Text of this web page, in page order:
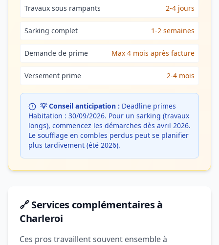
Travaux sous rampants 2-4 jours
Sarking complet 1-2 semaines
Demande de prime Max 4 mois après facture
Versement prime 2-4 mois
💡 Conseil anticipation : Deadline primes
Habitation : 30/09/2026. Pour un sarking (travaux
longs), commencez les démarches dès avril 2026.
Le soufflage en combles perdus peut se planifier
plus tardivement (été 2026).
🔗 Services complémentaires à
Charleroi
Ces pros travaillent souvent ensemble à